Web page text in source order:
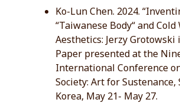
Ko-Lun Chen. 2024.
“Taiwanese Body“ and Cold
Aesthetics: Jerzy Grotowski
Paper presented at the
International Conference
Society: Art for Sustenance,
Korea, May 21- May 27.